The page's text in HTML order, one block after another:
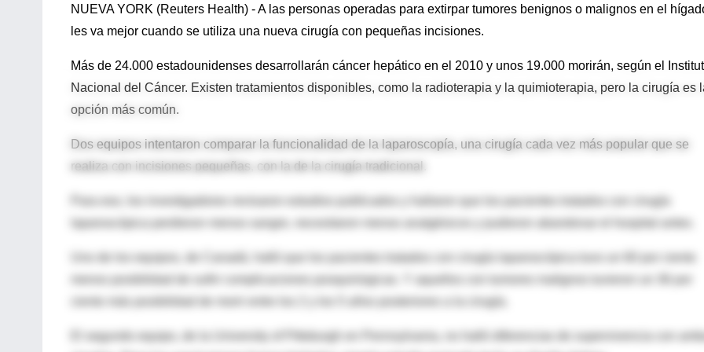
NUEVA YORK (Reuters Health) - A las personas operadas para extirpar tumores benignos o malignos en el
les va mejor cuando se utiliza una nueva cirugía con pequeñas incisiones.
Más de 24.000 estadounidenses desarrollarán cáncer hepático en el 2010 y unos 19.000 morirán, según el
Nacional del Cáncer. Existen tratamientos disponibles, como la radioterapia y la quimioterapia, pero la cirugía es
opción más común.
Dos equipos intentaron comparar la funcionalidad de la laparoscopía, una cirugía cada vez más popular que se
realiza con incisiones pequeñas, con la de la cirugía tradicional.
Para eso, los investigadores revisaron estudios publicados y hallaron que los pacientes tratados con cirugía
laparoscópica perdieron menos sangre, necesitaron menos analgésicos y pudieron abandonar el hospital antes.
Uno de los equipos, de Canadá, halló que los pacientes tratados con cirugía laparoscópica tuvo un 60 por ciento
menos posibilidad de sufrir complicaciones posquirúrgicas. Y aquellos con tumores malignos tuvieron un 36 por
ciento más posibilidad de morir entre los 2 y los 5 años posteriores a la cirugía.
El segundo equipo, de la University of Pittsburgh en Pennsylvania, no halló diferencias de supervivencia con